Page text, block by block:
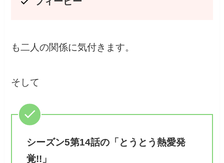
も二人の関係に気付きます。
そして
シーズン5第14話の「とうとう熱愛発
覚!!」